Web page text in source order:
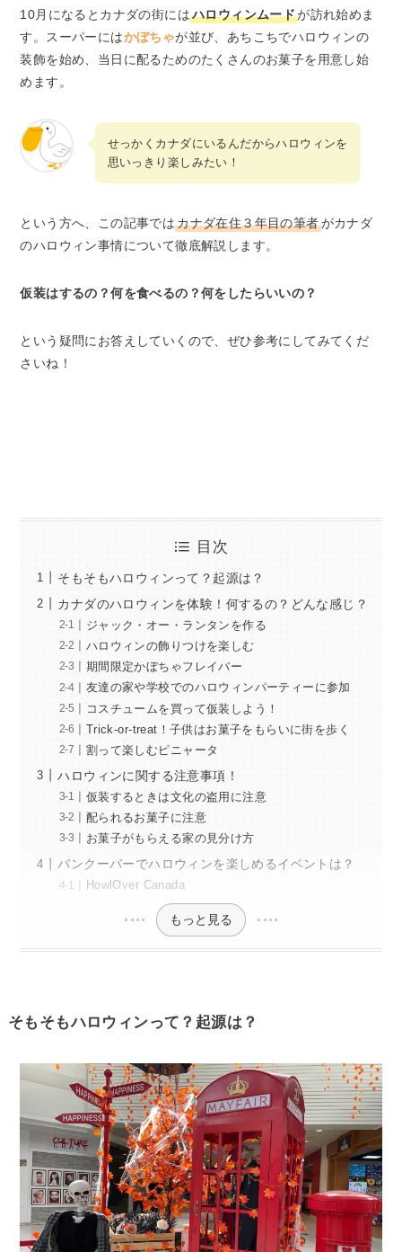
10月になるとカナダの街にはハロウィンムードが訪れ始めま
す。スーパーにはかぼちゃが並び、あちこちでハロウィンの
装飾を始め、当日に配るためのたくさんのお菓子を用意し始
めます。
せっかくカナダにいるんだからハロウィンを
思いっきり楽しみたい！
という方へ、この記事ではカナダ在住３年目の筆者がカナダ
のハロウィン事情について徹底解説します。
仮装はするの？何を食べるの？何をしたらいいの？
という疑問にお答えしていくので、ぜひ参考にしてみてくだ
さいね！
目次
そもそもハロウィンって？起源は？
カナダのハロウィンを体験！何するの？どんな感じ？
ジャック・オー・ランタンを作る
ハロウィンの飾りつけを楽しむ
期間限定かぼちゃフレイバー
友達の家や学校でのハロウィンパーティーに参加
コスチュームを買って仮装しよう！
Trick-or-treat！子供はお菓子をもらいに街を歩く
割って楽しむピニャータ
ハロウィンに関する注意事項！
仮装するときは文化の盗用に注意
配られるお菓子に注意
お菓子がもらえる家の見分け方
バンクーバーでハロウィンを楽しめるイベントは？
HowlOver Canada
もっと見る
そもそもハロウィンって？起源は？